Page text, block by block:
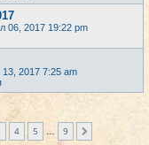
06, 2017 19:22 pm
2017 7:25 am
4 5 9